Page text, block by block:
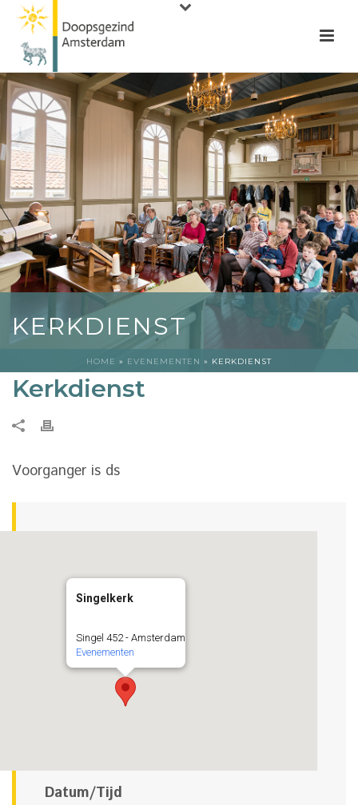
KERKDIENST
HOME » EVENEMENTEN » KERKDIENST
Kerkdienst
Voorganger is ds
Singelkerk
Singel 452 - Amsterdam
Evenementen
Datum/Tijd